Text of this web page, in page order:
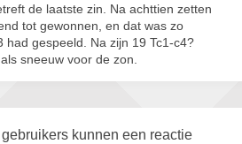
de laatste zin. Na achttien zetten
tot gewonnen, en dat was zo
had gespeeld. Na zijn 19 Tc1-c4?
sneeuw voor de zon.
gebruikers kunnen een reactie